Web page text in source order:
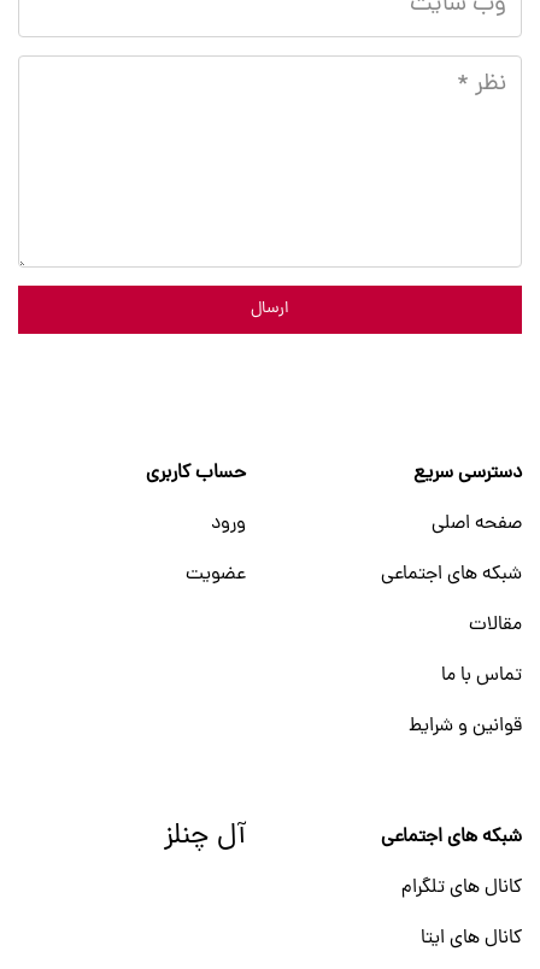
ارسال
دسترسی سریع
صفحه اصلی
شبکه های اجتماعی
مقالات
تماس با ما
قوانین و شرایط
حساب کاربری
ورود
عضویت
شبکه های اجتماعی
کانال های تلگرام
کانال های ایتا
آل چنلز